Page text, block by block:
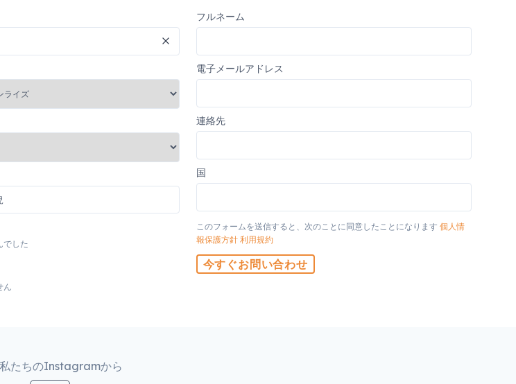
でした
ん
フルネーム
電子メールアドレス
連絡先
国
このフォームを送信すると、次のことに同意したことになります 個人情
報保護方針 利用規約
今すぐお問い合わせ
たちのInstagramから